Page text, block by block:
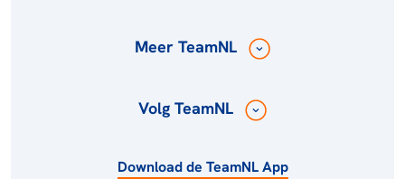
Meer TeamNL
Volg TeamNL
Download de TeamNL App